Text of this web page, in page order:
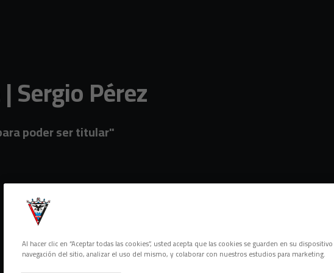
Sergio Pérez
poder ser titular"
Al hacer clic en “Aceptar todas las cookies”, usted acepta que las cookies se guarden en su
navegación del sitio, analizar el uso del mismo, y colaborar con nuestros estudios para marketing.